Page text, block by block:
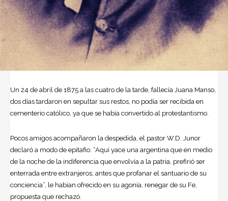
Un 24 de abril de 1875 a las cuatro de la tarde, fallecía Juana Manso
dos días tardaron en sepultar sus restos, no podía ser recibida en
cementerio católico, ya que se había convertido al protestantismo.
Pocos amigos acompañaron la despedida, el pastor W.D. Junor
declaró a modo de epitafio: “Aquí yace una argentina que en medio
de la noche de la indiferencia que envolvía a la patria, prefirió ser
enterrada entre extranjeros, antes que profanar el santuario de su
conciencia”, le habían ofrecido en su agonía, renegar de su Fe,
propuesta que rechazó.